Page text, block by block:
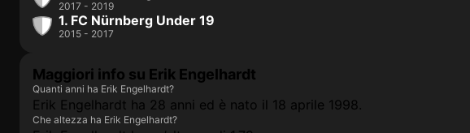
2017 - 2019
1. FC Nürnberg Under 19
2015 - 2017
Maggiori info su Erik Engelhardt
Quanti anni ha Erik Engelhardt?
Erik Engelhardt ha 28 anni ed è nato il 18 aprile 1998.
Che altezza ha Erik Engelhardt?